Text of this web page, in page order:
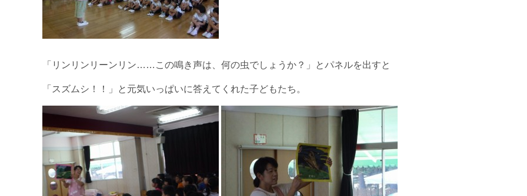
「リンリンリーンリン……この鳴き声は、何の虫でしょうか？」とパネルを出すと
「スズムシ！！」と元気いっぱいに答えてくれた子どもたち。